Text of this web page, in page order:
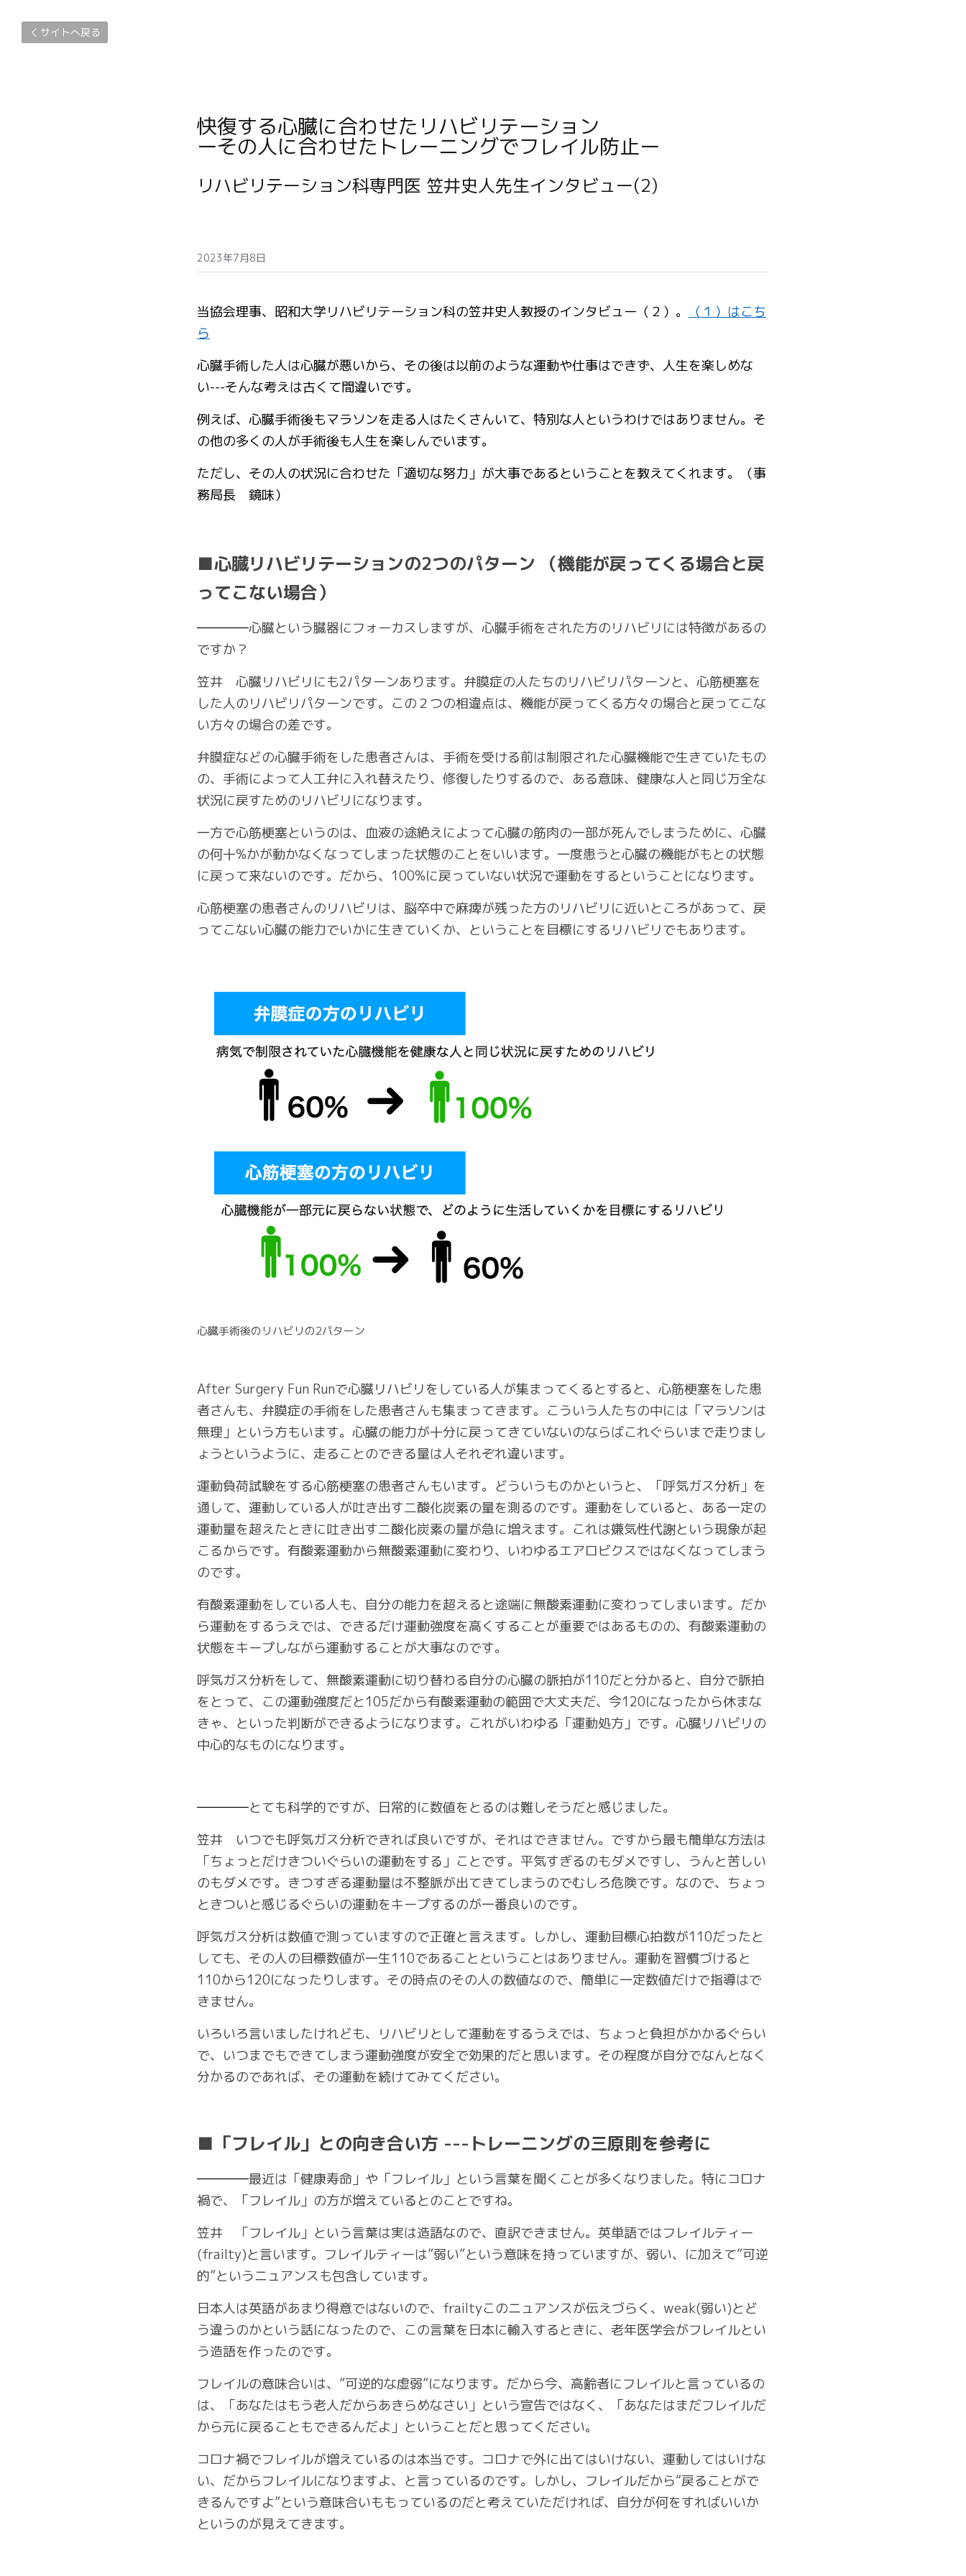
サイトへ戻る
快復する心臓に合わせたリハビリテーション
ーその人に合わせたトレーニングでフレイル防止ー
リハビリテーション科専門医 笠井史人先生インタビュー(2)
2023年7月8日
当協会理事、昭和大学リハビリテーション科の笠井史人教授のインタビュー（２）。
（１）はこち
ら
心臓手術した人は心臓が悪いから、その後は以前のような運動や仕事はできず、人生を楽しめな
い---そんな考えは古くて間違いです。
例えば、心臓手術後もマラソンを走る人はたくさんいて、特別な人というわけではありません。そ
の他の多くの人が手術後も人生を楽しんでいます。
ただし、その人の状況に合わせた「適切な努力」が大事であるということを教えてくれます。（事
務局長　鏡味）
■心臓リハビリテーションの2つのパターン
（機能が戻ってくる場合と戻
ってこない場合）
――――心臓という臓器にフォーカスしますが、心臓手術をされた方のリハビリには特徴があるの
ですか？
笠井　心臓リハビリにも2パターンあります。弁膜症の人たちのリハビリパターンと、心筋梗塞を
した人のリハビリパターンです。この２つの相違点は、機能が戻ってくる方々の場合と戻ってこな
い方々の場合の差です。
弁膜症などの心臓手術をした患者さんは、手術を受ける前は制限された心臓機能で生きていたもの
の、手術によって人工弁に入れ替えたり、修復したりするので、ある意味、健康な人と同じ万全な
状況に戻すためのリハビリになります。
一方で心筋梗塞というのは、血液の途絶えによって心臓の筋肉の一部が死んでしまうために、心臓
の何十%かが動かなくなってしまった状態のことをいいます。一度患うと心臓の機能がもとの状態
に戻って来ないのです。だから、100%に戻っていない状況で運動をするということになります。
心筋梗塞の患者さんのリハビリは、脳卒中で麻痺が残った方のリハビリに近いところがあって、戻
ってこない心臓の能力でいかに生きていくか、ということを目標にするリハビリでもあります。
心臓手術後のリハビリの2パターン
After Surgery Fun Runで心臓リハビリをしている人が集まってくるとすると、心筋梗塞をした患
者さんも、弁膜症の手術をした患者さんも集まってきます。こういう人たちの中には「マラソンは
無理」という方もいます。心臓の能力が十分に戻ってきていないのならばこれぐらいまで走りまし
ょうというように、走ることのできる量は人それぞれ違います。
運動負荷試験をする心筋梗塞の患者さんもいます。どういうものかというと、「呼気ガス分析」を
通して、運動している人が吐き出す二酸化炭素の量を測るのです。運動をしていると、ある一定の
運動量を超えたときに吐き出す二酸化炭素の量が急に増えます。これは嫌気性代謝という現象が起
こるからです。有酸素運動から無酸素運動に変わり、いわゆるエアロビクスではなくなってしまう
のです。
有酸素運動をしている人も、自分の能力を超えると途端に無酸素運動に変わってしまいます。だか
ら運動をするうえでは、できるだけ運動強度を高くすることが重要ではあるものの、有酸素運動の
状態をキープしながら運動することが大事なのです。
呼気ガス分析をして、無酸素運動に切り替わる自分の心臓の脈拍が110だと分かると、自分で脈拍
をとって、この運動強度だと105だから有酸素運動の範囲で大丈夫だ、今120になったから休まな
きゃ、といった判断ができるようになります。これがいわゆる「運動処方」です。心臓リハビリの
中心的なものになります。
――――とても科学的ですが、日常的に数値をとるのは難しそうだと感じました。
笠井　いつでも呼気ガス分析できれば良いですが、それはできません。ですから最も簡単な方法は
「ちょっとだけきついぐらいの運動をする」ことです。平気すぎるのもダメですし、うんと苦しい
のもダメです。きつすぎる運動量は不整脈が出てきてしまうのでむしろ危険です。なので、ちょっ
ときついと感じるぐらいの運動をキープするのが一番良いのです。
呼気ガス分析は数値で測っていますので正確と言えます。しかし、運動目標心拍数が110だったと
しても、その人の目標数値が一生110であることということはありません。運動を習慣づけると
110から120になったりします。その時点のその人の数値なので、簡単に一定数値だけで指導はで
きません。
いろいろ言いましたけれども、リハビリとして運動をするうえでは、ちょっと負担がかかるぐらい
で、いつまでもできてしまう運動強度が安全で効果的だと思います。その程度が自分でなんとなく
分かるのであれば、その運動を続けてみてください。
■「フレイル」との向き合い方 ---トレーニングの三原則を参考に
――――最近は「健康寿命」や「フレイル」という言葉を聞くことが多くなりました。特にコロナ
禍で、「フレイル」の方が増えているとのことですね。
笠井　「フレイル」という言葉は実は造語なので、直訳できません。英単語ではフレイルティー
(frailty)と言います。フレイルティーは”弱い”という意味を持っていますが、弱い、に加えて”可逆
的”というニュアンスも包含しています。
日本人は英語があまり得意ではないので、frailtyこのニュアンスが伝えづらく、weak(弱い)とど
う違うのかという話になったので、この言葉を日本に輸入するときに、老年医学会がフレイルとい
う造語を作ったのです。
フレイルの意味合いは、”可逆的な虚弱”になります。だから今、高齢者にフレイルと言っているの
は、「あなたはもう老人だからあきらめなさい」という宣告ではなく、「あなたはまだフレイルだ
から元に戻ることもできるんだよ」ということだと思ってください。
コロナ禍でフレイルが増えているのは本当です。コロナで外に出てはいけない、運動してはいけな
い、だからフレイルになりますよ、と言っているのです。しかし、フレイルだから“戻ることがで
きるんですよ”という意味合いももっているのだと考えていただければ、自分が何をすればいいか
というのが見えてきます。